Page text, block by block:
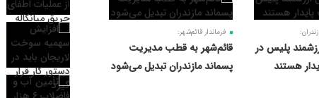
پلیس در
هستند
فرماندار قائم‌شهر:
قائم‌شهر به قطب مدیریت
پسماند مازندران تبدیل می‌شود